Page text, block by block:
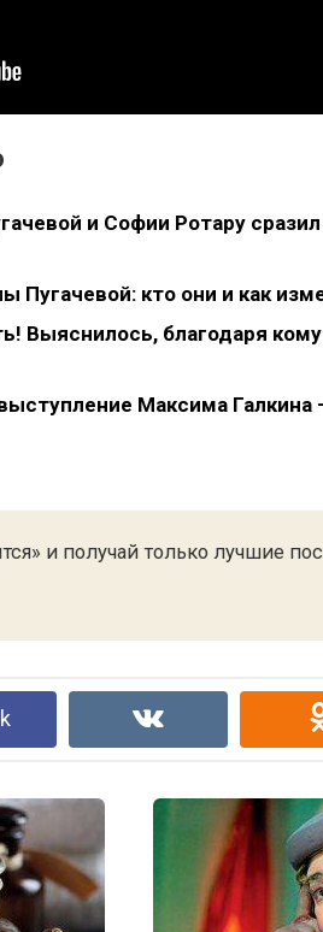
и Софии Ротару сразил
Пугачевой: кто они и как
Выяснилось, благодаря
Максима Галкина
и получай только лучшие